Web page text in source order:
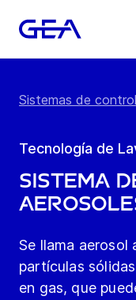
Sistemas de
Tecnología de
Sistema
Se llama aerosol
partículas
en gas, que